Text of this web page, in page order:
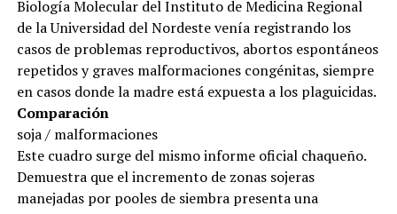
Biología Molecular del Instituto de Medicina Regional
de la Universidad del Nordeste venía registrando los
casos de problemas reproductivos, abortos espontáneos
repetidos y graves malformaciones congénitas, siempre
en casos donde la madre está expuesta a los plaguicidas.
Comparación
soja / malformaciones
Este cuadro surge del mismo informe oficial chaqueño.
Demuestra que el incremento de zonas sojeras
manejadas por pooles de siembra presenta una